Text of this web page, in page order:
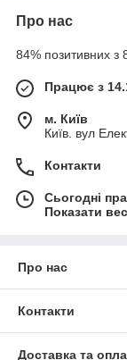
Про нас
84% позитивних з
Працює з
м. Київ
Київ. вул
Контакти
Сьогодні
Показати
Про нас
Контакти
Доставка та